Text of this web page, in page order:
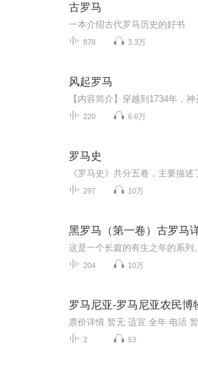
古罗马
一本介绍古代罗马历史的好书
878 3.3万
风起罗马
220 6.6万
罗马史
297 10万
黑罗马（第一卷）古罗马
204 10万
罗马尼亚-罗马尼亚农民博
2 53